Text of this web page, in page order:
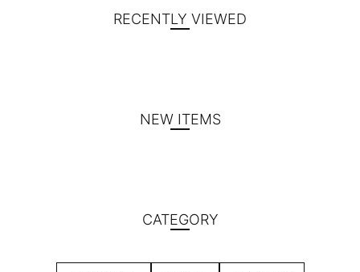
RECENTLY VIEWED
NEW ITEMS
CATEGORY